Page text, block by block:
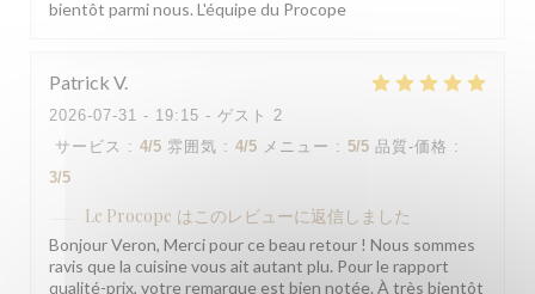
bientôt parmi nous. L'équipe du Procope
Patrick V
2026-07-31 - 19:15 - ゲスト 2
サービス : 4/5 雰囲気 : 4/5 メニュー : 5/5 品質-価格 :
3/5
Le Procope はこのレビューに返信しました
Bonjour Veron, Merci pour ce beau retour ! Nous sommes
ravis que la cuisine vous ait autant plu. Pour le rapport
qualité-prix, votre remarque est bien notée. À très bientôt